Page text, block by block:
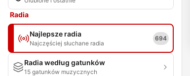
Radia
Najlepsze radia
Najczęściej słuchane radia
694
Radia według gatunków
15 gatunków muzycznych